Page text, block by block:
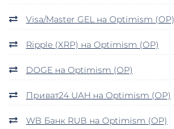
Visa/Master GEL на Optimism (OP)
Ripple (XRP) на Optimism (OP)
DOGE на Optimism (OP)
Приват24 UAH на Optimism (OP)
WB Банк RUB на Optimism (OP)